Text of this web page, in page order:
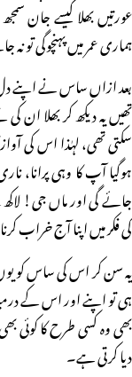
عورتیں بھلا کیسے جان
ہماری عمر میں پہنچوگی تو
بعد ازاں ساس نے اپنے دل
تھیں یہ دیکھ کر بھلا ان
سکتی تھی، لہٰذا اس کی
ہوگیا آپ کا وہی
جائے گی اور ماں جی!
کی فکر میں اپنا آج خراب
یہ سن کر اس کی ساس کو یوں
ہی تو اپنے اور اس کے
بھی وہ کسی طرح کا کوئی
دیا کرتی ہے۔